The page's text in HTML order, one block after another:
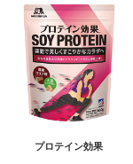
プロテイン効果